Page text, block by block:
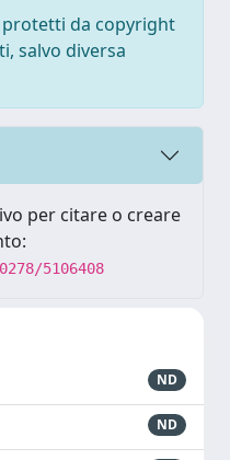
protetti da copyright
salvo diversa
per citare o creare
5106408
ND
ND